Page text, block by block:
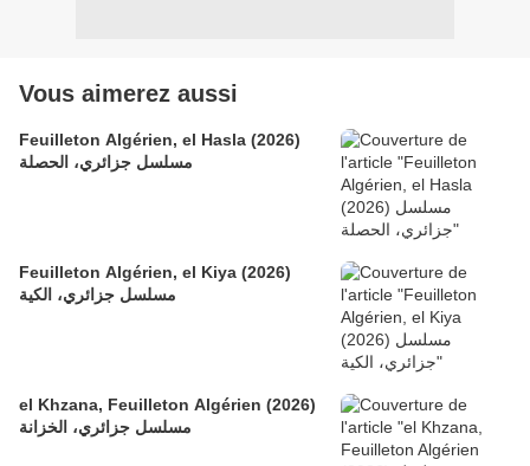
Vous aimerez aussi
Feuilleton Algérien, el Hasla (2026)
مسلسل جزائري، الحصلة
Feuilleton Algérien, el Kiya (2026)
مسلسل جزائري، الكية
el Khzana, Feuilleton Algérien (2026)
مسلسل جزائري، الخزانة